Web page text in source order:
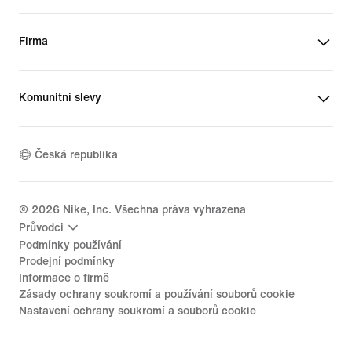
Firma
Komunitní slevy
Česká republika
© 2026 Nike, Inc. Všechna práva vyhrazena
Průvodci
Podmínky používání
Prodejní podmínky
Informace o firmě
Zásady ochrany soukromí a používání souborů cookie
Nastavení ochrany soukromí a souborů cookie